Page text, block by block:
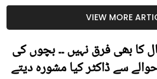
کیوں کھانا چاہیے؟
VIEW MORE
بیٹوں میں 1 سال کا بھی فرق نہیں ۔۔ بچوں کی
سے ڈاکٹر کیا مشورہ دیتے